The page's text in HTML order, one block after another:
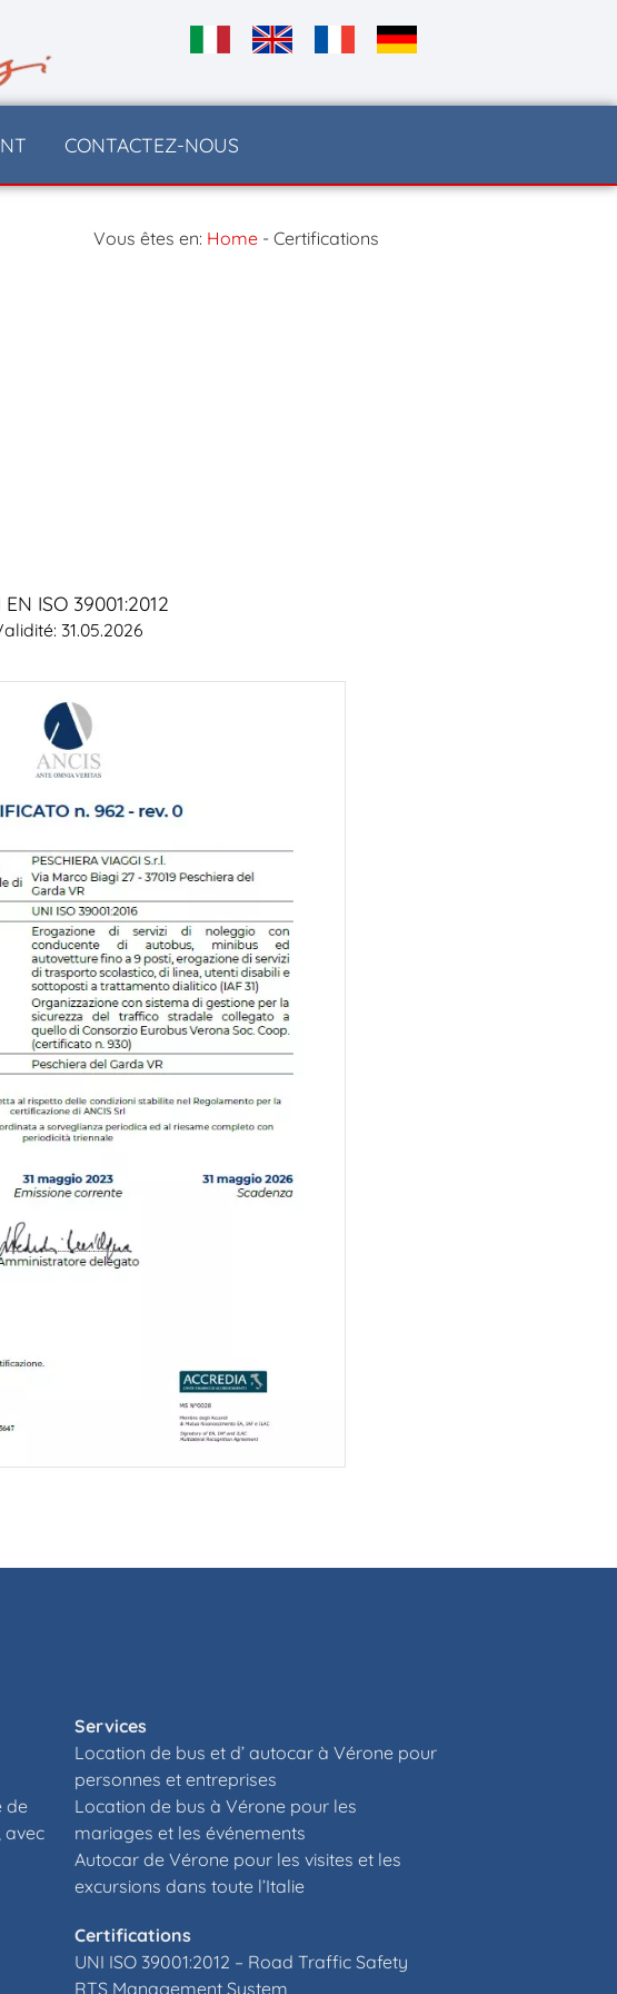
CONTACTEZ-NOUS
Vous êtes en: Home - Certifications
EN ISO 39001:2012
31.05.2026
de
avec
Services
Location de bus et d’ autocar à Vérone pour
personnes et entreprises
Location de bus à Vérone pour les
mariages et les événements
Autocar de Vérone pour les visites et les
excursions dans toute l’Italie
Certifications
UNI ISO 39001:2012 – Road Traffic Safety
RTS Management System